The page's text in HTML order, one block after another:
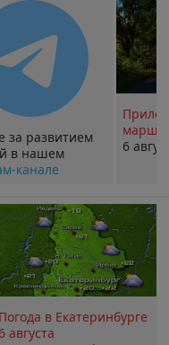
за развитием
в нашем
канале
6
Погода в Екатеринбурге
6 августа